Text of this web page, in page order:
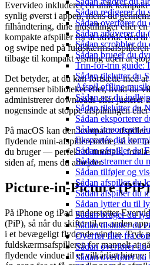
Sådan redigerer
Sådan overfører
Sådan arkiverer du
Sådan scrobbler
Sådan bruger du
Trin-for-trin guide:
Sådan tilslutter du
Afspil offline
Sådan ser du
Sådan tilslutter du
Sådan eksporterer
Sådan importerer
Eksportér din
Sådan afspiller du
Sådan streamer
Sådan tilføjer og
Sådan afspiller du
Sådan afspiller du
Sådan lytter du til
Sådan bruger du
Sådan tilslutter du
Overfør filer fra
Sådan overfører
Sådan overfører
Evervideo inkluderer en unik
synlig øverst i appen, mens du
filhåndtering, dine indstillinger eller en
kompakte afspiller for at udvide den
og swipe ned på
tilbage til kompakt visning uden at
Det betyder, at du kan fortsætte med at
gennemser biblioteket efter, hvad du
administrerer downloads eller
nogensinde at stoppe afspilningen
På macOS kan den kompakte afspiller
flydende mini-afspillervindue, så det
du bruger — perfekt til tutorials,
siden af, mens du arbejder.
Picture-in-Picture (PiP)
På iPhone og iPad understøtter
(PiP), så når du skifter til en anden
i et bevægeligt flydende vindue. Tryk
fuldskærmsafspilleren for manuelt at
flydende vindue til et vilkårligt